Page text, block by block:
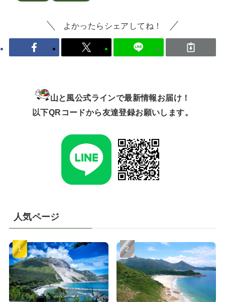
よかったらシェアしてね！
山と風公式ラインで最新情報お届け！
以下QRコードから友達登録お願いします。
人気ページ